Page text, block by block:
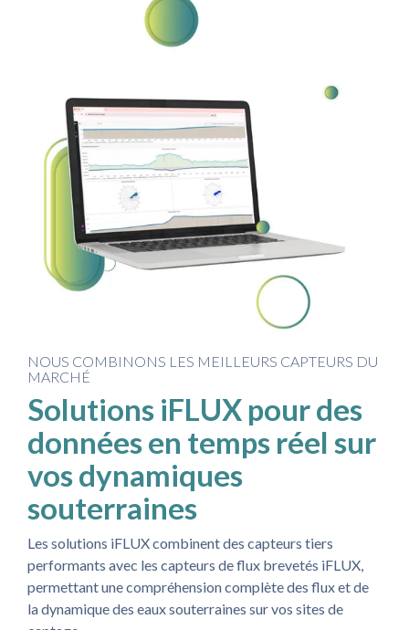
NOUS COMBINONS LES MEILLEURS CAPTEURS DU
MARCHÉ
Solutions iFLUX pour des
données en temps réel sur
vos dynamiques
souterraines
Les solutions iFLUX combinent des capteurs tiers
performants avec les capteurs de flux brevetés iFLUX,
permettant une compréhension complète des flux et de
la dynamique des eaux souterraines sur vos sites de